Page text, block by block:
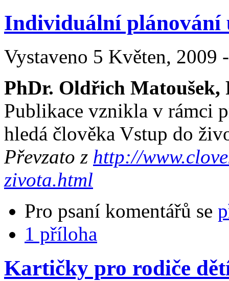
Individuální plánování
Vystaveno 5 Květen, 2009
PhDr. Oldřich Matoušek,
Publikace vznikla v rámci
hledá člověka Vstup do
Převzato z http://
zivota.html
Pro psaní komentářů se
1 příloha
Kartičky pro rodiče